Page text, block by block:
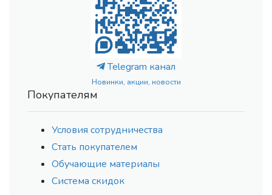
Telegram канал
Новинки, акции, новости
Покупателям
Условия сотрудничества
Стать покупателем
Обучающие материалы
Система скидок